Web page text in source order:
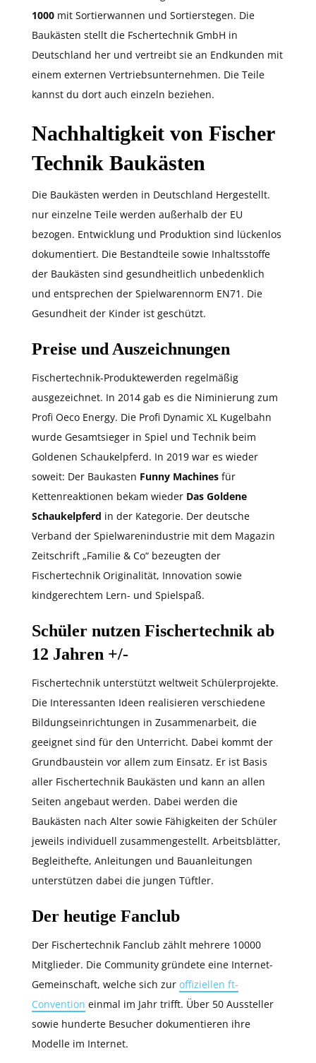
1000 mit Sortierwannen und Sortierstegen. Die
Baukästen stellt die Fschertechnik GmbH in
Deutschland her und vertreibt sie an Endkunden mit
einem externen Vertriebsunternehmen. Die Teile
kannst du dort auch einzeln beziehen.
Nachhaltigkeit von Fischer
Technik Baukästen
Die Baukästen werden in Deutschland Hergestellt.
nur einzelne Teile werden außerhalb der EU
bezogen. Entwicklung und Produktion sind lückenlos
dokumentiert. Die Bestandteile sowie Inhaltsstoffe
der Baukästen sind gesundheitlich unbedenklich
und entsprechen der Spielwarennorm EN71. Die
Gesundheit der Kinder ist geschützt.
Preise und Auszeichnungen
Fischertechnik-Produktewerden regelmäßig
ausgezeichnet. In 2014 gab es die Niminierung zum
Profi Oeco Energy. Die Profi Dynamic XL Kugelbahn
wurde Gesamtsieger in Spiel und Technik beim
Goldenen Schaukelpferd. In 2019 war es wieder
soweit: Der Baukasten Funny Machines für
Kettenreaktionen bekam wieder Das Goldene
Schaukelpferd in der Kategorie. Der deutsche
Verband der Spielwarenindustrie mit dem Magazin
Zeitschrift „Familie & Co“ bezeugten der
Fischertechnik Originalität, Innovation sowie
kindgerechtem Lern- und Spielspaß.
Schüler nutzen Fischertechnik ab
12 Jahren +/-
Fischertechnik unterstützt weltweit Schülerprojekte.
Die Interessanten Ideen realisieren verschiedene
Bildungseinrichtungen in Zusammenarbeit, die
geeignet sind für den Unterricht. Dabei kommt der
Grundbaustein vor allem zum Einsatz. Er ist Basis
aller Fischertechnik Baukästen und kann an allen
Seiten angebaut werden. Dabei werden die
Baukästen nach Alter sowie Fähigkeiten der Schüler
jeweils individuell zusammengestellt. Arbeitsblätter,
Begleithefte, Anleitungen und Bauanleitungen
unterstützen dabei die jungen Tüftler.
Der heutige Fanclub
Der Fischertechnik Fanclub zählt mehrere 10000
Mitglieder. Die Community gründete eine Internet-
Gemeinschaft, welche sich zur offiziellen ft-
Convention einmal im Jahr trifft. Über 50 Aussteller
sowie hunderte Besucher dokumentieren ihre
Modelle im Internet.